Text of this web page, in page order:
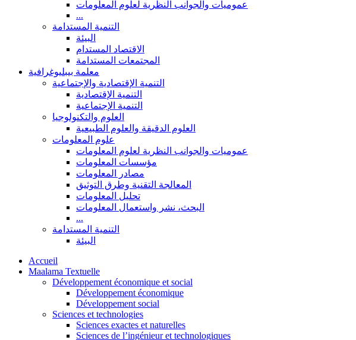
عموميات والجوانب النظرية لعلوم المعلومات
...
التنمية المستدامة
البيئة
الاقتصاد المستدام
المجتمعات المستدامة
معلمة بيبليوغرافية
التنمية الإقتصادية والإجتماعية
التنمية الإقتصادية
التنمية الإجتماعية
العلوم والتكنولوجيا
العلوم الدقيقة والعلوم الطبيعية
علوم المعلومات
عموميات والجوانب النظرية لعلوم المعلومات
مؤسسات المعلومات
مصادر المعلومات
المعالجة التقنية وطرق التوثيق
تحليل المعلومات
البحث، نشر واستعمال المعلومات
...
التنمية المستدامة
البيئة
Accueil
Maalama Textuelle
Développement économique et social
Développement économique
Développement social
Sciences et technologies
Sciences exactes et naturelles
Sciences de l’ingénieur et technologiques